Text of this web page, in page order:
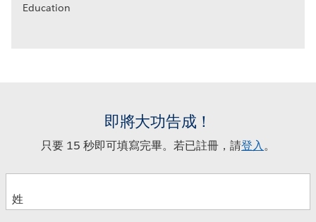
Education
即將大功告成！
只要 15 秒即可填寫完畢。若已註冊，請登入。